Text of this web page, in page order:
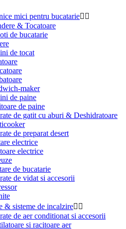
mici pentru bucatarie 
& Tocatoare
de bucatarie
de tocat
maker
de paine
de paine
de gatit cu aburi & Deshidratoare
de preparat desert
electrice
electrice
de bucatarie
de vidat si accesorii
& sisteme de incalzire 
de aer conditionat si accesorii
si racitoare aer